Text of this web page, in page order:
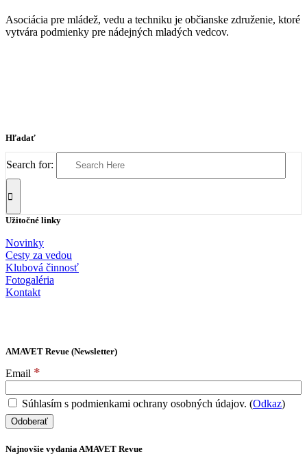
Asociácia pre mládež, vedu a techniku je občianske združenie, ktoré
vytvára podmienky pre nádejných mladých vedcov.
Hľadať
Search for:
Užitočné linky
Novinky
Cesty za vedou
Klubová činnosť
Fotogaléria
Kontakt
AMAVET Revue (Newsletter)
Email *
Súhlasím s podmienkami ochrany osobných údajov. (Odkaz)
Najnovšie vydania AMAVET Revue